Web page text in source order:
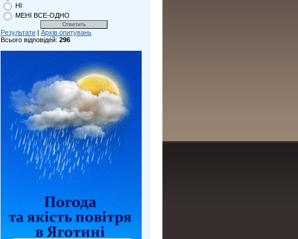
НІ
МЕНІ ВСЕ-ОДНО
Результати | Архів опитувань
Всього відповідей: 296